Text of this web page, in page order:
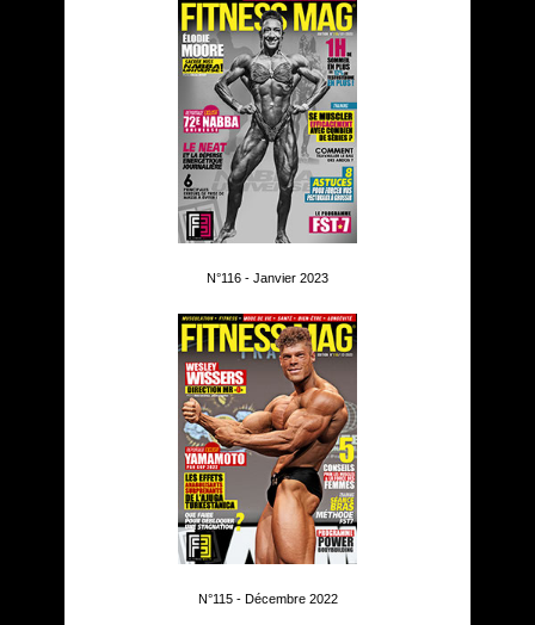
N°116 - Janvier 2023
N°115 - Décembre 2022